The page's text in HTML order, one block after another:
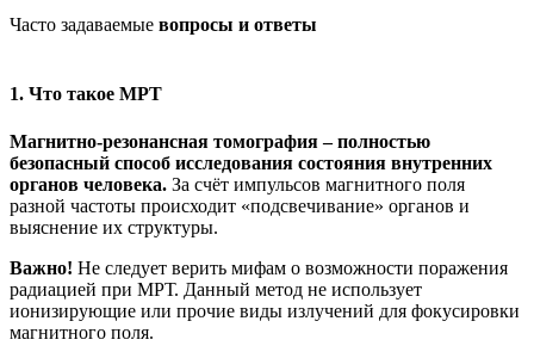
Часто задаваемые вопросы и ответы
1. Что такое МРТ
Магнитно-резонансная томография – полностью
безопасный способ исследования состояния внутренних
органов человека. За счёт импульсов магнитного поля
разной частоты происходит «подсвечивание» органов и
выяснение их структуры.
Важно! Не следует верить мифам о возможности поражения
радиацией при МРТ. Данный метод не использует
ионизирующие или прочие виды излучений для фокусировки
магнитного поля.